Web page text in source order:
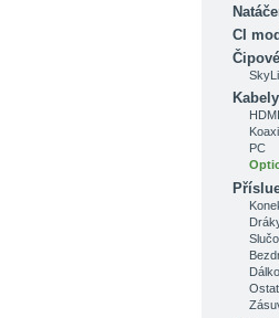
CI
Kabely
HDMI
PC